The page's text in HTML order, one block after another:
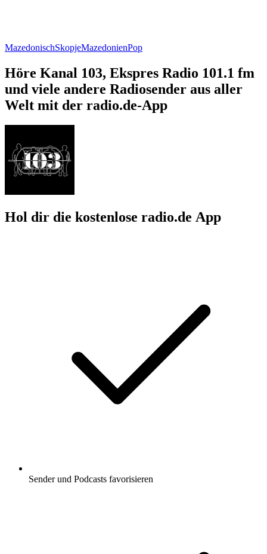
MazedonischSkopjeMazedonienPop
Höre Kanal 103, Ekspres Radio 101.1 fm
und viele andere Radiosender aus aller
Welt mit der radio.de-App
Hol dir die kostenlose radio.de App
Sender und Podcasts favorisieren